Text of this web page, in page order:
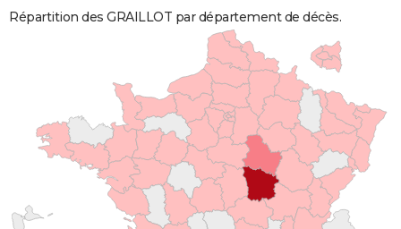
Répartition des GRAILLOT par département de décès.